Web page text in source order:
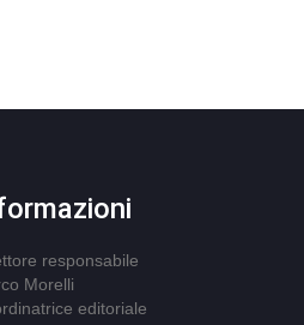
responsabile
Morelli
editoriale